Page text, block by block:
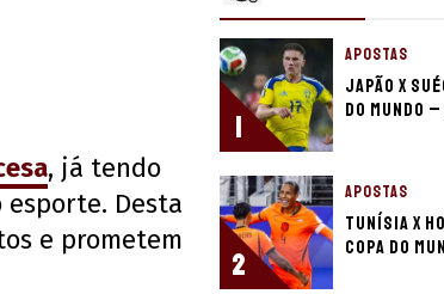
, já tendo
Desta
e prometem
1
APOSTAS
Japão x
do Mundo
2
APOSTAS
Tunísia x
Copa do